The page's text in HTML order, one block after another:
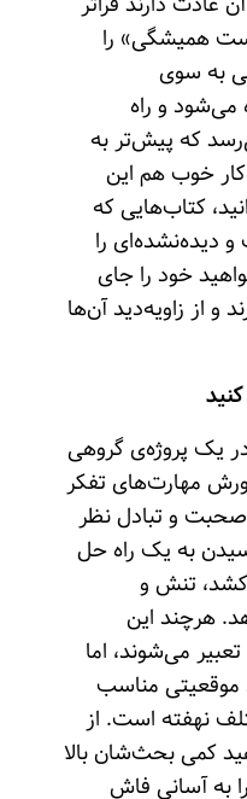
همیشگی» را
به سوی
و راه‌
که پیش‌تر به
خوب هم این
کتاب‌هایی که
و دیده‌نشده‌ای را
خود را جای
از زاویه‌دید آن‌ها
یک پروژه‌ی گروهی
مهارت‌های تفکر
و تبادل‌ نظر
به یک راه حل
تنش و
هرچند این
می‌شوند، اما
موقعیتی مناسب
نهفته است. از
کمی بحث‌شان بالا
به آسانی فاش